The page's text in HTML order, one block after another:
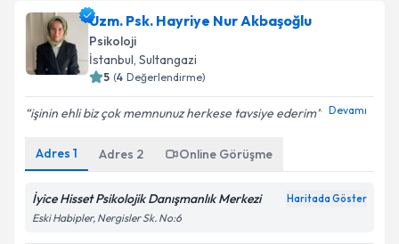
Uzm. Psk. Hayriye Nur Akbaşoğlu
Psikoloji
İstanbul, Sultangazi
5 (4 Değerlendirme)
işinin ehli biz çok memnunuz herkese tavsiye ederim Devamı
Adres 1 Adres 2 Online Görüşme
İyice Hisset Psikolojik Danışmanlık Merkezi Haritada Göster
Eski Habipler, Nergisler Sk. No:6